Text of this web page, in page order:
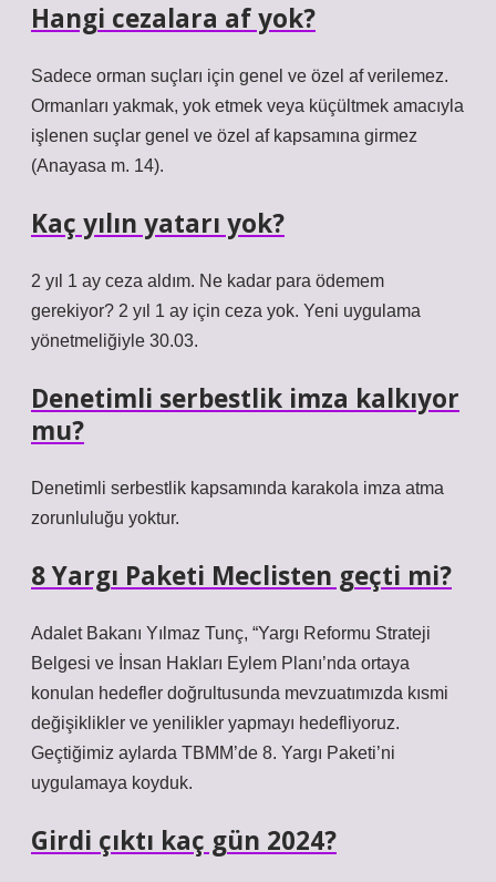
Hangi cezalara af yok?
Sadece orman suçları için genel ve özel af verilemez.
Ormanları yakmak, yok etmek veya küçültmek amacıyla
işlenen suçlar genel ve özel af kapsamına girmez
(Anayasa m. 14).
Kaç yılın yatarı yok?
2 yıl 1 ay ceza aldım. Ne kadar para ödemem
gerekiyor? 2 yıl 1 ay için ceza yok. Yeni uygulama
yönetmeliğiyle 30.03.
Denetimli serbestlik imza kalkıyor
mu?
Denetimli serbestlik kapsamında karakola imza atma
zorunluluğu yoktur.
8 Yargı Paketi Meclisten geçti mi?
Adalet Bakanı Yılmaz Tunç, “Yargı Reformu Strateji
Belgesi ve İnsan Hakları Eylem Planı’nda ortaya
konulan hedefler doğrultusunda mevzuatımızda kısmi
değişiklikler ve yenilikler yapmayı hedefliyoruz.
Geçtiğimiz aylarda TBMM’de 8. Yargı Paketi’ni
uygulamaya koyduk.
Girdi çıktı kaç gün 2024?